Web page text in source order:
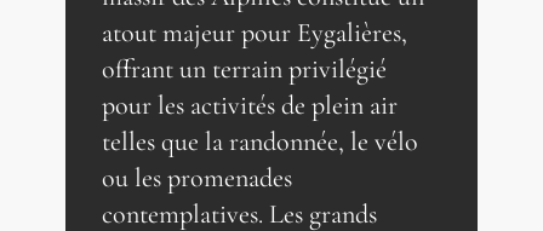
atout majeur pour Eygalières,
offrant un terrain privilégié
pour les activités de plein air
telles que la randonnée, le vélo
ou les promenades
contemplatives. Les grands